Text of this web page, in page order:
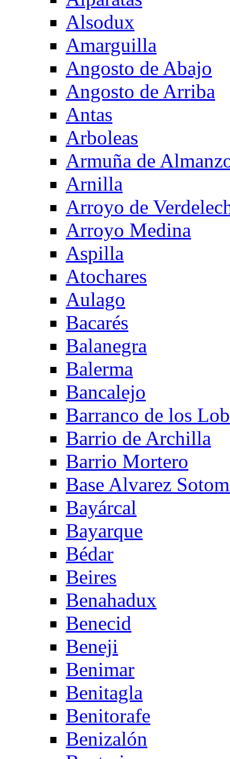
Alsodux
Amarguilla
Angosto de Abajo
Angosto de Arriba
Antas
Arboleas
Armuña de
Arnilla
Arroyo de
Arroyo Medina
Aspilla
Atochares
Aulago
Bacarés
Balanegra
Balerma
Bancalejo
Barranco de los
Barrio de Archilla
Barrio Mortero
Base Alvarez
Bayárcal
Bayarque
Bédar
Beires
Benahadux
Benecid
Beneji
Benimar
Benitagla
Benitorafe
Benizalón